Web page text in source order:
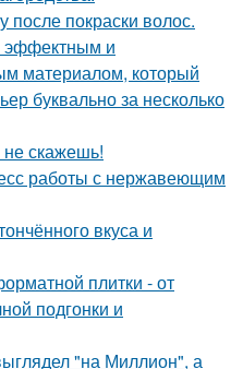
после покраски волос.
эффектным и
материалом, который
буквально за несколько
скажешь!
работы с нержавеющим
вкуса и
плитки - от
подгонки и
"на Миллион", а